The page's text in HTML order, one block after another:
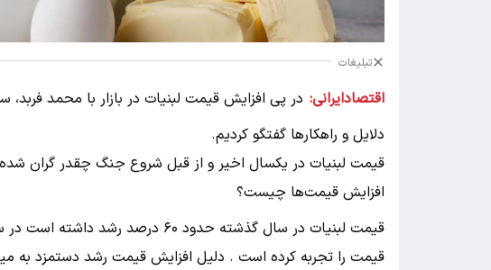
تبلیغات
اقتصادایرانی: در پی افزایش قیمت لبنیات در بازار با محمد فربد،
دلایل و راهکارها گفتگو کردیم.
قیمت لبنیات در یکسال اخیر و از قبل شروع جنگ چقدر گران
افزایش قیمت‌ها چیست؟